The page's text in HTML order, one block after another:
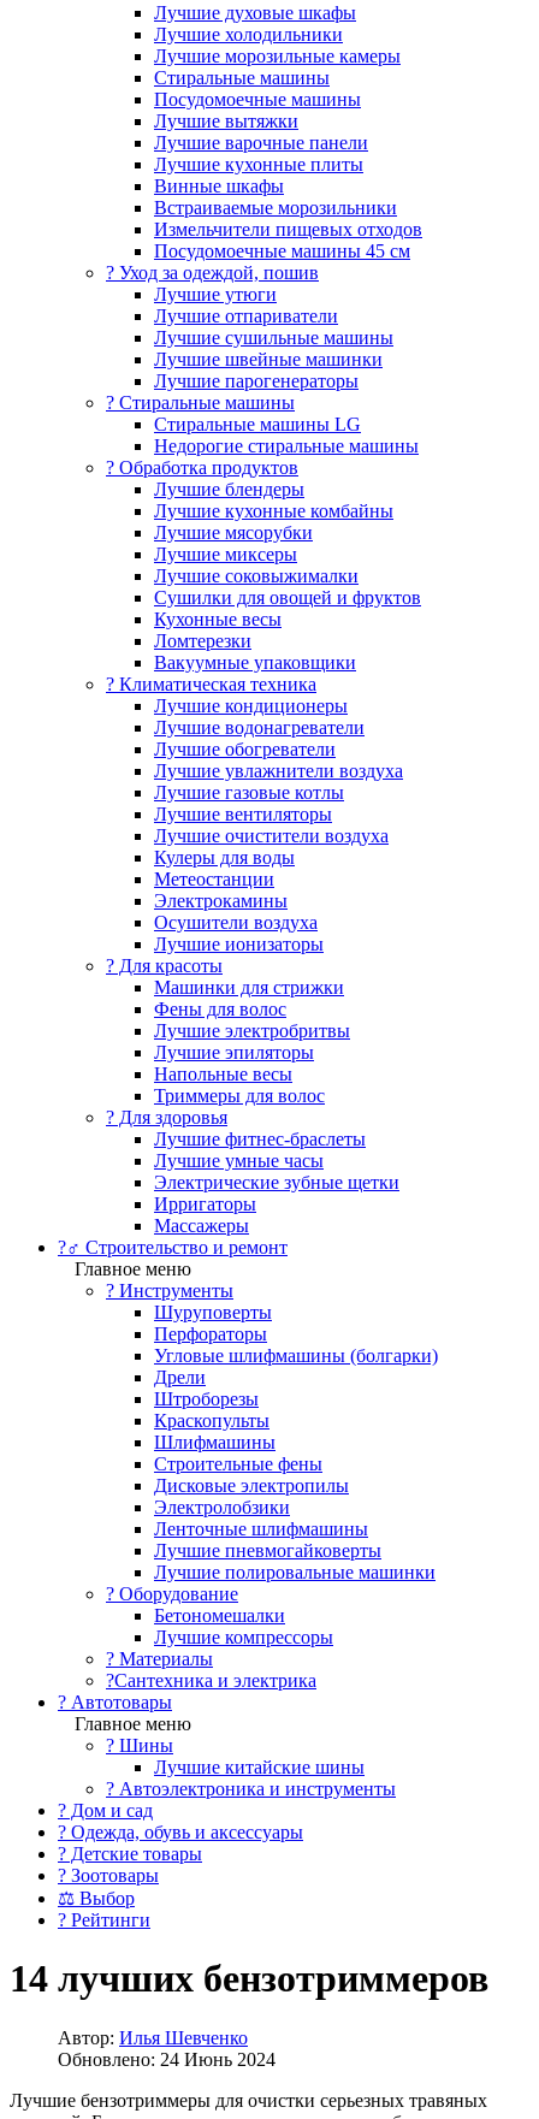
Лучшие духовые шкафы
Лучшие холодильники
Лучшие морозильные камеры
Стиральные машины
Посудомоечные машины
Лучшие вытяжки
Лучшие варочные панели
Лучшие кухонные плиты
Винные шкафы
Встраиваемые морозильники
Измельчители пищевых отходов
Посудомоечные машины 45 см
? Уход за одеждой, пошив
Лучшие утюги
Лучшие отпариватели
Лучшие сушильные машины
Лучшие швейные машинки
Лучшие парогенераторы
? Стиральные машины
Стиральные машины LG
Недорогие стиральные машины
? Обработка продуктов
Лучшие блендеры
Лучшие кухонные комбайны
Лучшие мясорубки
Лучшие миксеры
Лучшие соковыжималки
Сушилки для овощей и фруктов
Кухонные весы
Ломтерезки
Вакуумные упаковщики
?️ Климатическая техника
Лучшие кондиционеры
Лучшие водонагреватели
Лучшие обогреватели
Лучшие увлажнители воздуха
Лучшие газовые котлы
Лучшие вентиляторы
Лучшие очистители воздуха
Кулеры для воды
Метеостанции
Электрокамины
Осушители воздуха
Лучшие ионизаторы
? Для красоты
Машинки для стрижки
Фены для волос
Лучшие электробритвы
Лучшие эпиляторы
Напольные весы
Триммеры для волос
? Для здоровья
Лучшие фитнес-браслеты
Лучшие умные часы
Электрические зубные щетки
Ирригаторы
Массажеры
?‍♂️ Строительство и ремонт
Главное меню
?️ Инструменты
Шуруповерты
Перфораторы
Угловые шлифмашины (болгарки)
Дрели
Штроборезы
Краскопульты
Шлифмашины
Строительные фены
Дисковые электропилы
Электролобзики
Ленточные шлифмашины
Лучшие пневмогайковерты
Лучшие полировальные машинки
?️ Оборудование
Бетономешалки
Лучшие компрессоры
? Материалы
?Сантехника и электрика
? Автотовары
Главное меню
? Шины
Лучшие китайские шины
? Автоэлектроника и инструменты
? Дом и сад
? Одежда, обувь и аксессуары
? Детские товары
? Зоотовары
⚖ Выбор
? Рейтинги
14 лучших бензотриммеров
Автор: Илья Шевченко
Обновлено: 24 Июнь 2024
Лучшие бензотриммеры для очистки серьезных травяных